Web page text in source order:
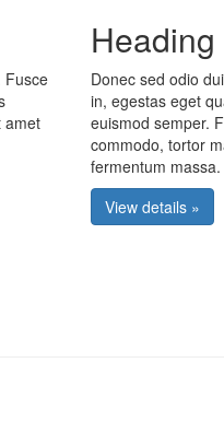
Fusce
amet
Heading
Donec sed odio
in, egestas eget
euismod semper.
commodo, tortor
fermentum massa.
View details »